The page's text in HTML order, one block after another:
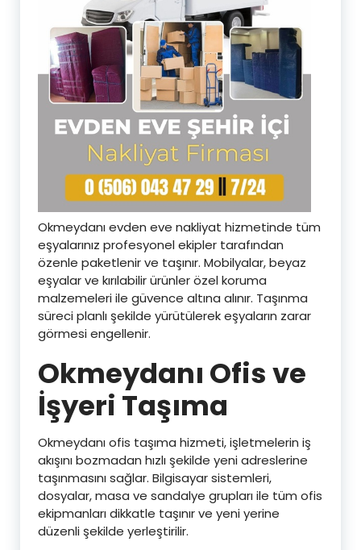
Okmeydanı evden eve nakliyat hizmetinde tüm
eşyalarınız profesyonel ekipler tarafından
özenle paketlenir ve taşınır. Mobilyalar, beyaz
eşyalar ve kırılabilir ürünler özel koruma
malzemeleri ile güvence altına alınır. Taşınma
süreci planlı şekilde yürütülerek eşyaların zarar
görmesi engellenir.
Okmeydanı Ofis ve
İşyeri Taşıma
Okmeydanı ofis taşıma hizmeti, işletmelerin iş
akışını bozmadan hızlı şekilde yeni adreslerine
taşınmasını sağlar. Bilgisayar sistemleri,
dosyalar, masa ve sandalye grupları ile tüm ofis
ekipmanları dikkatle taşınır ve yeni yerine
düzenli şekilde yerleştirilir.